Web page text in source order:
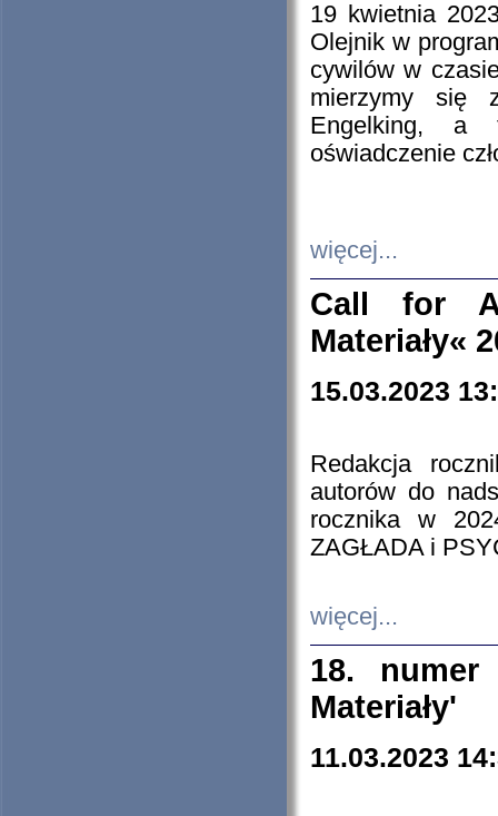
19 kwietnia
Olejnik w
cywilów w
mierzymy się
Engelking, a
oświadczenie
więcej...
Call for
Materiały«
15.03.2023
Redakcja
autorów do
rocznika w
ZAGŁADA i
więcej...
18. numer
Materiały'
11.03.2023